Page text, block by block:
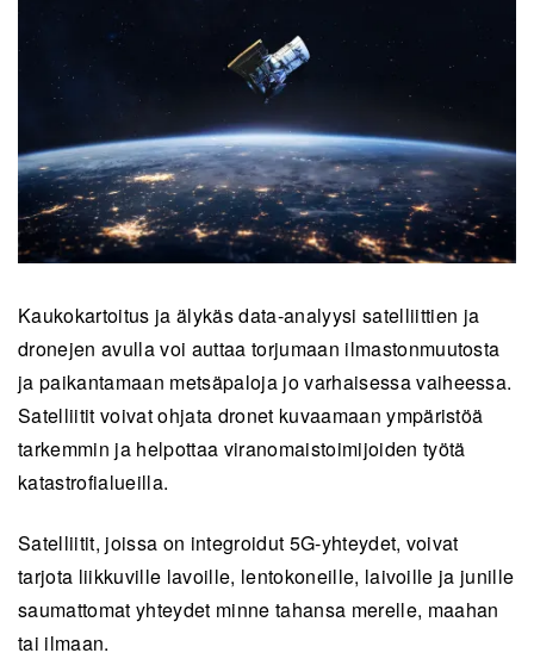
Kaukokartoitus ja älykäs data-analyysi satelliittien ja
dronejen avulla voi auttaa torjumaan ilmastonmuutosta
ja paikantamaan metsäpaloja jo varhaisessa vaiheessa.
Satelliitit voivat ohjata dronet kuvaamaan ympäristöä
tarkemmin ja helpottaa viranomaistoimijoiden työtä
katastrofialueilla.
Satelliitit, joissa on integroidut 5G-yhteydet, voivat
tarjota liikkuville lavoille, lentokoneille, laivoille ja junille
saumattomat yhteydet minne tahansa merelle, maahan
tai ilmaan.